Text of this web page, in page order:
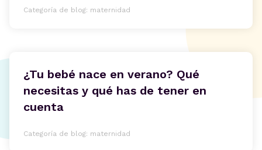
Categoría de blog: maternidad
¿Tu bebé nace en verano? Qué
necesitas y qué has de tener en
cuenta
Categoría de blog: maternidad